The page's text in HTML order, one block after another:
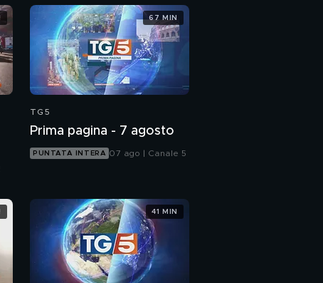
TG5
Prima pagina - 7 agosto
PUNTATA INTERA 07 ago | Canale 5
67 MIN
41 MIN